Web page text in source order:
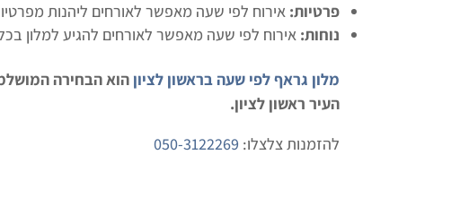
פרטיות: אירוח לפי שעה מאפשר לאורחים ליהנות
נוחות: אירוח לפי שעה מאפשר לאורחים להגיע למלון
מלון גראף לפי שעה בראשון לציון הוא הבחירה
העיר ראשון לציון.
להזמנות צלצלו: 050-3122269